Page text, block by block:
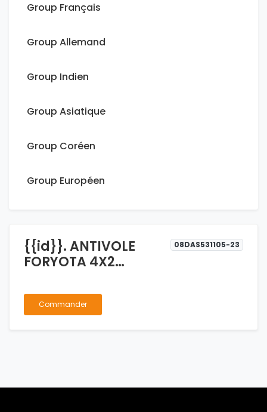
Group Français
Group Allemand
Group Indien
Group Asiatique
Group Coréen
Group Européen
{{id}}. ANTIVOLE
FORYOTA 4X2
08DAS531105-23
Commander